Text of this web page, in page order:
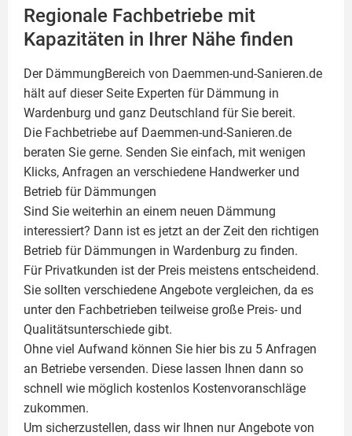
Regionale Fachbetriebe mit
Kapazitäten in Ihrer Nähe finden
Der DämmungBereich von Daemmen-und-Sanieren.de
hält auf dieser Seite Experten für Dämmung in
Wardenburg und ganz Deutschland für Sie bereit.
Die Fachbetriebe auf Daemmen-und-Sanieren.de
beraten Sie gerne. Senden Sie einfach, mit wenigen
Klicks, Anfragen an verschiedene Handwerker und
Betrieb für Dämmungen
Sind Sie weiterhin an einem neuen Dämmung
interessiert? Dann ist es jetzt an der Zeit den richtigen
Betrieb für Dämmungen in Wardenburg zu finden.
Für Privatkunden ist der Preis meistens entscheidend.
Sie sollten verschiedene Angebote vergleichen, da es
unter den Fachbetrieben teilweise große Preis- und
Qualitätsunterschiede gibt.
Ohne viel Aufwand können Sie hier bis zu 5 Anfragen
an Betriebe versenden. Diese lassen Ihnen dann so
schnell wie möglich kostenlos Kostenvoranschläge
zukommen.
Um sicherzustellen, dass wir Ihnen nur Angebote von